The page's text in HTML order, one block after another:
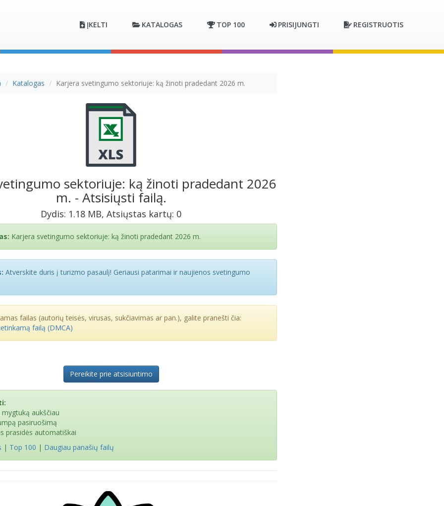
ĮKELTI KATALOGAS TOP 100 PRISIJUNGTI REGISTRUOTIS
Katalogas Karjera svetingumo sektoriuje: ką žinoti pradedant 2026 m.
sektoriuje: ką žinoti pradedant 2026
m. - Atsisiųsti failą.
Dydis: 1.18 MB, Atsiųstas kartų: 0
Karjera svetingumo sektoriuje: ką žinoti pradedant 2026 m.
Atverskite duris į turizmo pasaulį! Geriausi patarimai ir naujienos svetingumo
failas (autorių teisės, virusas, sukčiavimas ar pan.), galite pranešti čia:
failą (DMCA)
Pereikite prie atsisiuntimo
aukščiau
pasiruošimą
prasidės automatiškai
| Top 100 | Daugiau panašių failų